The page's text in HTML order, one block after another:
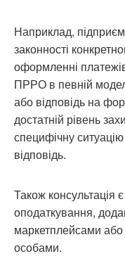
Наприклад,
законності
оформленні
ПРРО в певній
або відповідь на
достатній рівень
специфічну
відповідь.
Також консультація
оподаткування,
маркетплейсами
особами.